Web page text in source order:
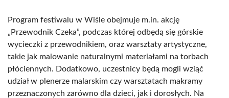
Program festiwalu w Wiśle obejmuje m.in. akcję
„Przewodnik Czeka”, podczas której odbędą się górskie
wycieczki z przewodnikiem, oraz warsztaty artystyczne,
takie jak malowanie naturalnymi materiałami na torbach
płóciennych. Dodatkowo, uczestnicy będą mogli wziąć
udział w plenerze malarskim czy warsztatach makramy
przeznaczonych zarówno dla dzieci, jak i dorosłych. Na